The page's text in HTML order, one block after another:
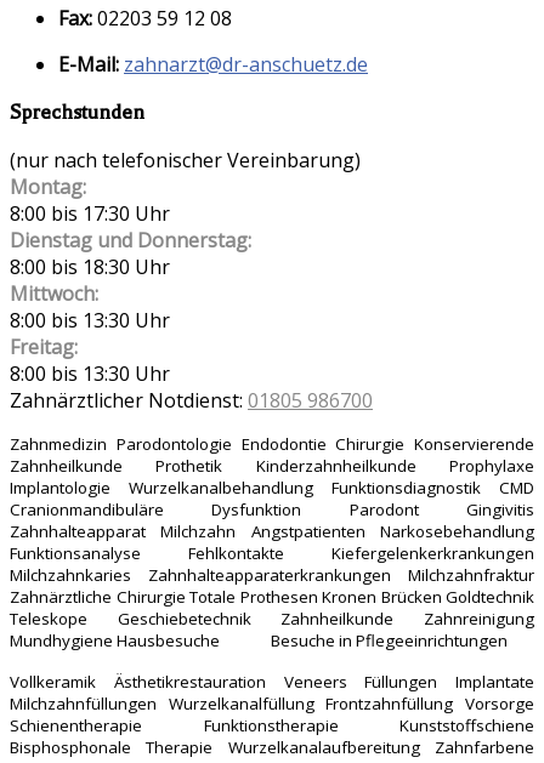
Fax:02203 59 12 08
E-Mail: zahnarzt@dr-anschuetz.de
Sprechstunden
(nur nach telefonischer Vereinbarung)
Montag:
8:00 bis 17:30 Uhr
Dienstag und Donnerstag:
8:00 bis 18:30 Uhr
Mittwoch:
8:00 bis 13:30 Uhr
Freitag:
8:00 bis 13:30 Uhr
Zahnärztlicher Notdienst: 01805 986700
Zahnmedizin Parodontologie Endodontie Chirurgie Konservierende
Zahnheilkunde Prothetik Kinderzahnheilkunde Prophylaxe
Implantologie Wurzelkanalbehandlung Funktionsdiagnostik CMD
Cranionmandibuläre Dysfunktion Parodont Gingivitis
Zahnhalteapparat Milchzahn Angstpatienten Narkosebehandlung
Funktionsanalyse Fehlkontakte Kiefergelenkerkrankungen
Milchzahnkaries Zahnhalteapparaterkrankungen Milchzahnfraktur
Zahnärztliche Chirurgie Totale Prothesen Kronen Brücken Goldtechnik
Teleskope Geschiebetechnik Zahnheilkunde Zahnreinigung
Mundhygiene Hausbesuche Besuche in Pflegeeinrichtungen
Vollkeramik Ästhetikrestauration Veneers Füllungen Implantate
Milchzahnfüllungen Wurzelkanalfüllung Frontzahnfüllung Vorsorge
Schienentherapie Funktionstherapie Kunststoffschiene
Bisphosphonale Therapie Wurzelkanalaufbereitung Zahnfarbene